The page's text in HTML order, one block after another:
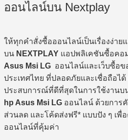
ออนไลน์บน Nextplay
ให้ทุกคำสั่งซื้อออนไลน์เป็นเรื่องง่า
บน NEXTPLAY แอปพลิเคชันซื้อคอ
Asus Msi LG ออนไลน์และเว็บซื้อ
ประเทศไทย ที่ปลอดภัยและเชื่อถือไ
ประสบการณ์ที่ดีที่สุดในการใช้งานบ
hp Asus Msi LG ออนไลน์ ด้วยการ
ส่วนลด และโค้ดส่งฟรี* แบบปัง ๆ เพื่
ออนไลน์ที่คุ้มค่า